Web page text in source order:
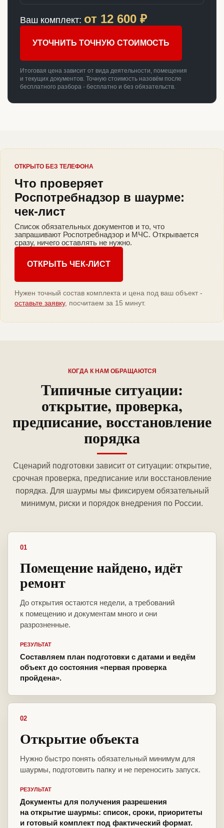
Ваш комплект: от 12 600 ₽
УТОЧНИТЬ ТОЧНУЮ СТОИМОСТЬ
Итоговая цена зависит от вида деятельности, помещения
и текущих документов. Точную стоимость назовём после
бесплатного разбора - бесплатно и без обязательств.
ОТКРЫТО БЕЗ ТЕЛЕФОНА
Что проверяет
Роспотребнадзор в шаурме:
чек-лист
Список обязательных документов и то, что
запрашивают Роспотребнадзор и МЧС. Открывается
сразу, ничего оставлять не нужно.
ОТКРЫТЬ ЧЕК-ЛИСТ
Нужен точный состав комплекта и цена под ваш объект -
оставьте заявку, посчитаем за 15 минут.
КОГДА К НАМ ОБРАЩАЮТСЯ
Типичные ситуации:
открытие, проверка,
предписание, восстановление
порядка
Сценарий подготовки зависит от ситуации: открытие,
срочная проверка, предписание или восстановление
порядка. Для шаурмы мы фиксируем обязательный
минимум, риски и порядок внедрения по России.
01
Помещение найдено, идёт
ремонт
До открытия остаются недели, а требований
к помещению и документам много и они
разрозненные.
РЕЗУЛЬТАТ
Составляем план подготовки с датами и ведём
объект до состояния «первая проверка
пройдена».
02
Открытие объекта
Нужно быстро понять обязательный минимум для
шаурмы, подготовить папку и не переносить запуск.
РЕЗУЛЬТАТ
Документы для получения разрешения
на открытие шаурмы: список, сроки, приоритеты
и готовый комплект под фактический формат.